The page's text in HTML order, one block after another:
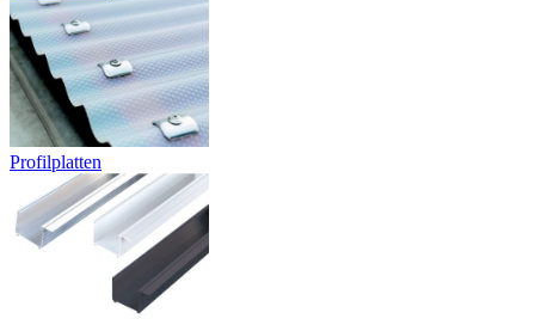
Profilplatten